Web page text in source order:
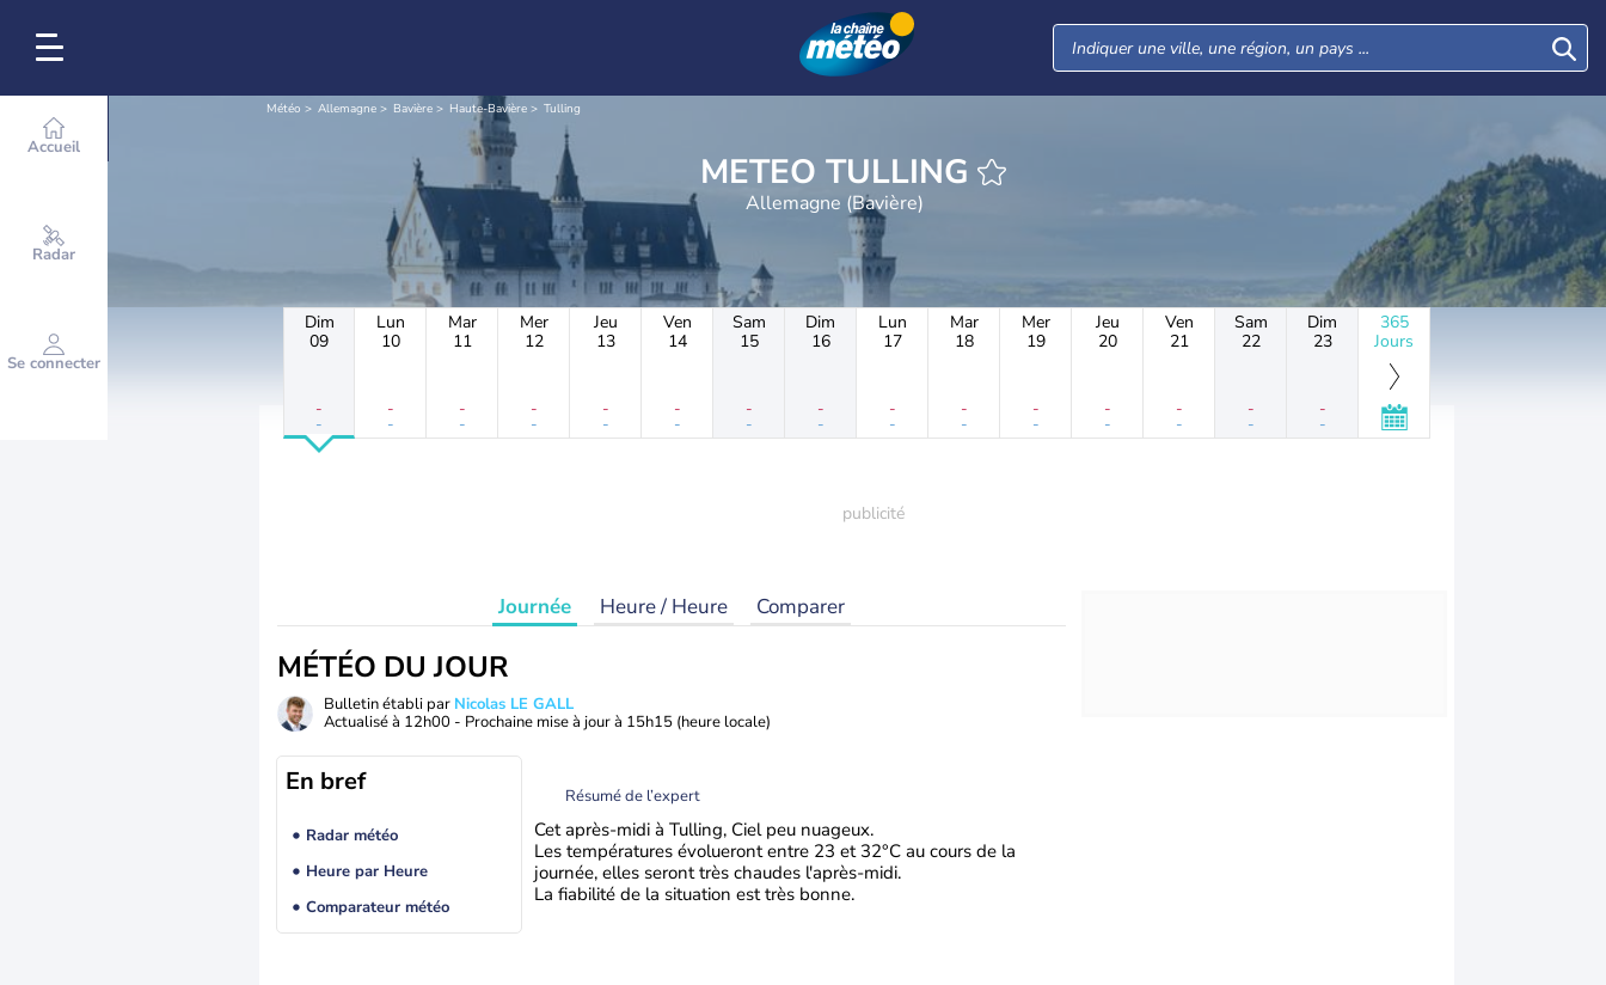
Accueil
Radar
Se connecter
Météo Allemagne Bavière Haute-Bavière Tulling
METEO TULLING
Allemagne (Bavière)
Dim
09
-
-
Lun
10
-
-
Mar
11
-
-
Mer
12
-
-
Jeu
13
-
-
Ven
14
-
-
Sam
15
-
-
Dim
16
-
-
Lun
17
-
-
Mar
18
-
-
Mer
19
-
-
Jeu
20
-
-
Ven
21
-
-
Sam
22
-
-
Dim
23
-
-
365
Jours
Journée Heure / Heure Comparer
MÉTÉO DU JOUR
Bulletin établi par Nicolas LE GALL
Actualisé à 12h00 - Prochaine mise à jour à 15h15 (heure locale)
En bref
Radar météo
Heure par Heure
Comparateur météo
Résumé de l’expert
Cet après-midi à Tulling, Ciel peu nuageux.
Les températures évolueront entre 23 et 32°C au cours de la
journée, elles seront très chaudes l'après-midi.
La fiabilité de la situation est très bonne.